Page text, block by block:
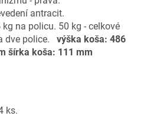
antracit.
na policu. 50 kg - celkové
dve police. výška koša: 486
šírka koša: 111 mm
ks.